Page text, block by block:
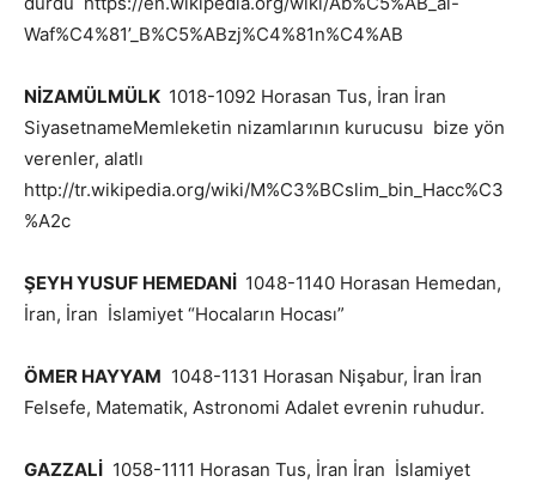
Waf%C4%81’_B%C5%ABzj%C4%81n%C4%AB
NİZAMÜLMÜLK 1018-1092 Horasan Tus, İran İran
SiyasetnameMemleketin nizamlarının kurucusu bize yön
verenler, alatlı
http://tr.wikipedia.org/wiki/M%C3%BCslim_bin_Hacc%C3
%A2c
ŞEYH YUSUF HEMEDANİ 1048-1140 Horasan Hemedan,
İran, İran İslamiyet “Hocaların Hocası”
ÖMER HAYYAM 1048-1131 Horasan Nişabur, İran İran
Felsefe, Matematik, Astronomi Adalet evrenin ruhudur.
GAZZALİ 1058-1111 Horasan Tus, İran İran İslamiyet